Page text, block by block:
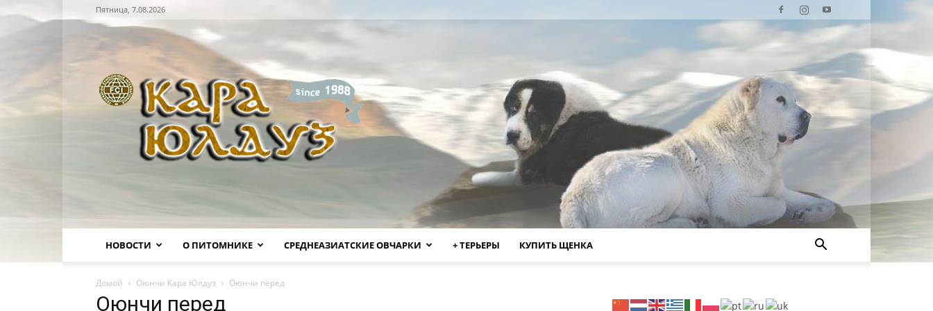
Пятница, 7.08.2026
НОВОСТИ О ПИТОМНИКЕ СРЕДНЕАЗИАТСКИЕ ОВЧАРКИ + ТЕРЬЕРЫ КУПИТЬ ЩЕНКА
Домой Оюнчи Кара Юлдуз Оюнчи перед
Оюнчи перед